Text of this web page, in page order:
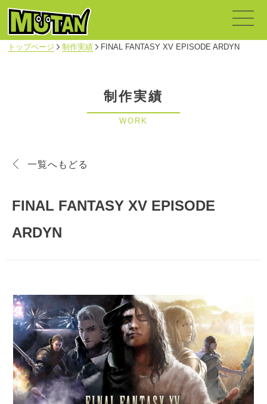
トップページ 制作実績 FINAL FANTASY XV EPISODE ARDYN
制作実績
WORK
一覧へもどる
FINAL FANTASY XV EPISODE
ARDYN